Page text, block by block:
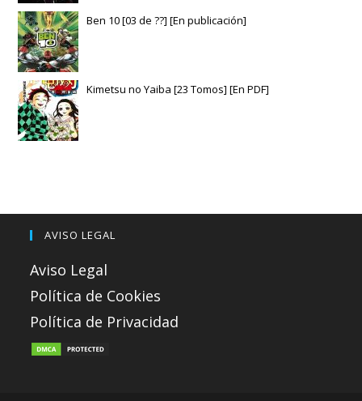
Ben 10 [03 de ??] [En publicación]
Kimetsu no Yaiba [23 Tomos] [En PDF]
AVISO LEGAL
Aviso Legal
Política de Cookies
Política de Privacidad